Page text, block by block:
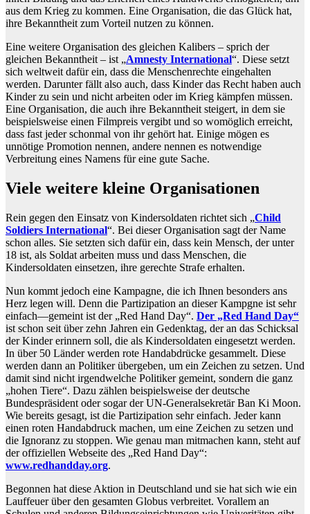
aus dem Krieg zu kommen. Eine Organisation, die das Glück hat,
ihre Bekanntheit zum Vorteil nutzen zu können.
Eine weitere Organisation des gleichen Kalibers – sprich der
gleichen Bekanntheit – ist „Amnesty International“. Diese setzt
sich weltweit dafür ein, dass die Menschenrechte eingehalten
werden. Darunter fällt also auch, dass Kinder das Recht haben auch
Kinder zu sein und nicht arbeiten oder im Krieg kämpfen müssen.
Eine Organisation, die auch ihre Bekanntheit steigert, in dem sie
beispielsweise einen Filmpreis vergibt und so womöglich erreicht,
dass fast jeder schonmal von ihr gehört hat. Einige mögen es
unnötige Promotion nennen, andere nennen es notwendige
Verbreitung eines Namens für eine gute Sache.
Viele weitere kleine Organisationen
Rein gegen den Einsatz von Kindersoldaten richtet sich „Child
Soldiers International“. Bei dieser Organisation sagt der Name
schon alles. Sie setzten sich dafür ein, dass kein Mensch, der unter
18 ist, als Soldat arbeiten muss und dass Menschen, die
Kindersoldaten einsetzen, ihre gerechte Strafe erhalten.
Nun kommt jedoch eine Kampagne, die ich Ihnen besonders ans
Herz legen will. Denn die Partizipation an dieser Kampgne ist sehr
einfach—gemeint ist der „Red Hand Day“. Der „Red Hand Day“
ist schon seit über zehn Jahren ein Gedenktag, der an das Schicksal
der Kinder erinnern soll, die als Kindersoldaten eingesetzt werden.
In über 50 Länder werden rote Handabdrücke gesammelt. Diese
werden dann an Politiker übergeben, um ein Zeichen zu setzen. Und
damit sind nicht irgendwelche Politiker gemeint, sondern die ganz
„hohen Tiere“. Dazu zählen beispielsweise der deutsche
Bundespräsident oder sogar der UN-Generalsekretär Ban Ki Moon.
Wie bereits gesagt, ist die Partizipation sehr einfach. Jeder kann
einen roten Handabdruck machen, um eine Zeichen zu setzen und
die Ignoranz zu stoppen. Wie genau man mitmachen kann, steht auf
der offiziellen Webseite des „Red Hand Day“:
www.redhandday.org.
Begonnen hat diese Aktion in Deutschland und sie hat sich wie ein
Lauffeuer über den gesamten Globus verbreitet. Vorallem an